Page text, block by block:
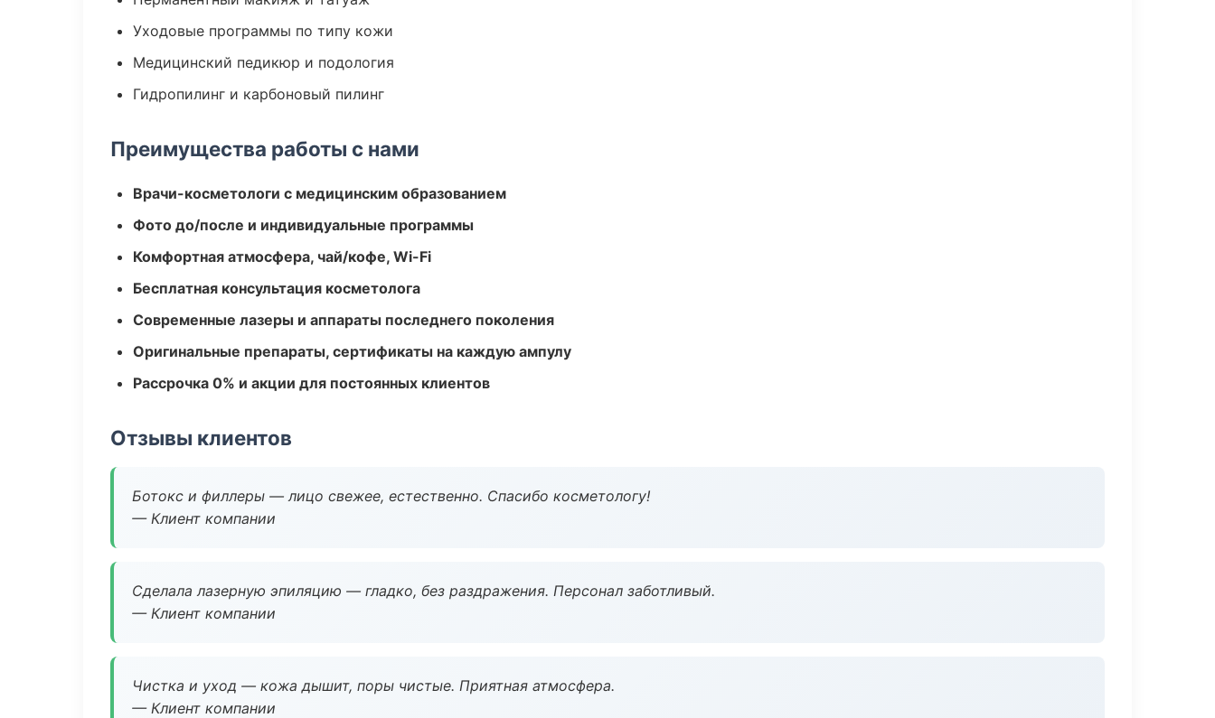
Уходовые программы по типу кожи
Медицинский педикюр и подология
Гидропилинг и карбоновый пилинг
Преимущества работы с нами
Врачи-косметологи с медицинским образованием
Фото до/после и индивидуальные программы
Комфортная атмосфера, чай/кофе, Wi-Fi
Бесплатная консультация косметолога
Современные лазеры и аппараты последнего поколения
Оригинальные препараты, сертификаты на каждую ампулу
Рассрочка 0% и акции для постоянных клиентов
Отзывы клиентов
Ботокс и филлеры — лицо свежее, естественно. Спасибо косметологу!
— Клиент компании
Сделала лазерную эпиляцию — гладко, без раздражения. Персонал заботливый.
— Клиент компании
Чистка и уход — кожа дышит, поры чистые. Приятная атмосфера.
— Клиент компании